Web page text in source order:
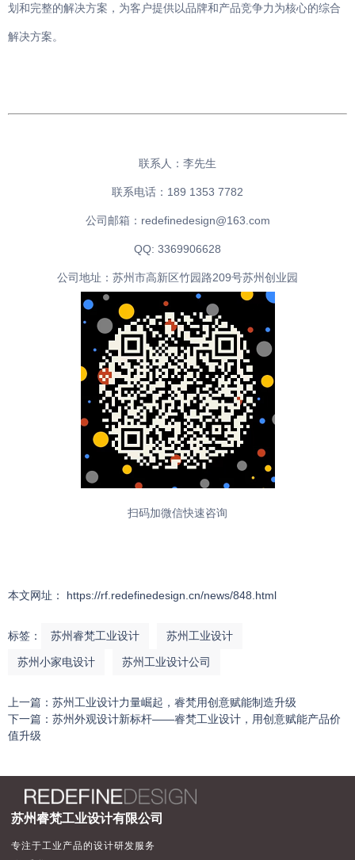
划和完整的解决方案，为客户提供以品牌和产品竞争力为核心的综合
解决方案。
联系人：李先生
联系电话：189 1353 7782
公司邮箱：redefinedesign@163.com
QQ: 3369906628
公司地址：苏州市高新区竹园路209号苏州创业园
扫码加微信快速咨询
本文网址： https://rf.redefinedesign.cn/news/848.html
标签： 苏州睿梵工业设计 苏州工业设计
苏州小家电设计 苏州工业设计公司
上一篇： 苏州工业设计力量崛起，睿梵用创意赋能制造升级
下一篇： 苏州外观设计新标杆——睿梵工业设计，用创意赋能产品价
值升级
相关文章
关于我们-苏州睿梵设计工业设计公司_产品设计__结构设
苏州睿梵工业设计有限公司
专注于工业产品的设计研发服务